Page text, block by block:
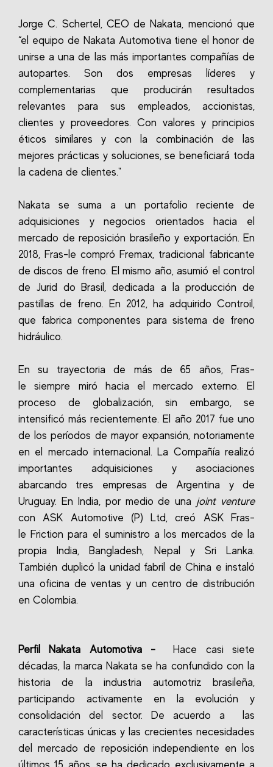
Jorge C. Schertel, CEO de Nakata, mencionó que
“el equipo de Nakata Automotiva tiene el honor de
unirse a una de las más importantes compañías de
autopartes. Son dos empresas líderes y
complementarias que producirán resultados
relevantes para sus empleados, accionistas,
clientes y proveedores. Con valores y principios
éticos similares y con la combinación de las
mejores prácticas y soluciones, se beneficiará toda
la cadena de clientes."
Nakata se suma a un portafolio reciente de
adquisiciones y negocios orientados hacia el
mercado de reposición brasileño y exportación. En
2018, Fras-le compró Fremax, tradicional fabricante
de discos de freno. El mismo año, asumió el control
de Jurid do Brasil, dedicada a la producción de
pastillas de freno. En 2012, ha adquirido Controil ,
que fabrica componentes para sistema de freno
hidráulico.
En su trayectoria de más de 65 años, Fras-
le siempre miró hacia el mercado externo.
El
proceso de globalización, sin embargo, se
intensificó más recientemente. El año 2017 fue uno
de los períodos de mayor expansión, notoriamente
en el mercado internacional. La Compañía realizó
importantes adquisiciones y asociaciones
abarcando tres empresas de Argentina y de
Uruguay. En India, por medio de una joint venture
con ASK Automotive (P) Ltd, creó ASK Fras-
le Friction para el suministro a los mercados de la
propia India, Bangladesh, Nepal y Sri Lanka.
También duplicó la unidad fabril de China e instaló
una oficina de ventas y un centro de distribución
en Colombia.
Perfil Nakata Automotiva -
Hace casi siete
décadas, la marca Nakata se ha confundido con la
historia de la industria automotriz brasileña,
participando activamente en la evolución y
consolidación del sector. De acuerdo a las
características únicas y las crecientes necesidades
del mercado de reposición independiente en los
últimos 15 años, se ha dedicado exclusivamente a